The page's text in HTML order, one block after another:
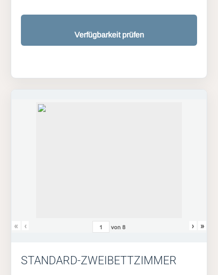
Verfügbarkeit prüfen
« ‹ von8 › »
STANDARD-ZWEIBETTZIMMER